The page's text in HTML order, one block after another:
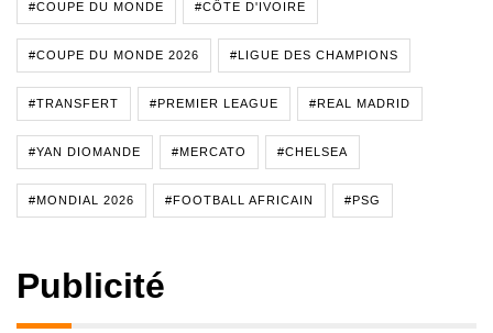
#COUPE DU MONDE #CÔTE D'IVOIRE
#COUPE DU MONDE 2026 #LIGUE DES CHAMPIONS
#TRANSFERT #PREMIER LEAGUE #REAL MADRID
#YAN DIOMANDE #MERCATO #CHELSEA
#MONDIAL 2026 #FOOTBALL AFRICAIN #PSG
Publicité